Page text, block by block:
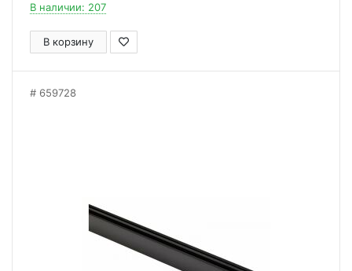
В наличии: 207
В корзину
659728